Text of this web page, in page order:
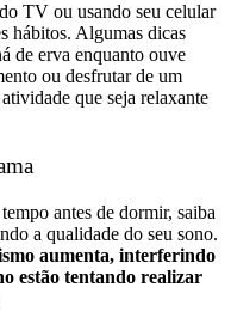
TV ou usando seu celular
hábitos. Algumas dicas
de erva enquanto ouve
ou desfrutar de um
que seja relaxante
antes de dormir, saiba
a qualidade do seu sono.
aumenta, interferindo
estão tentando realizar